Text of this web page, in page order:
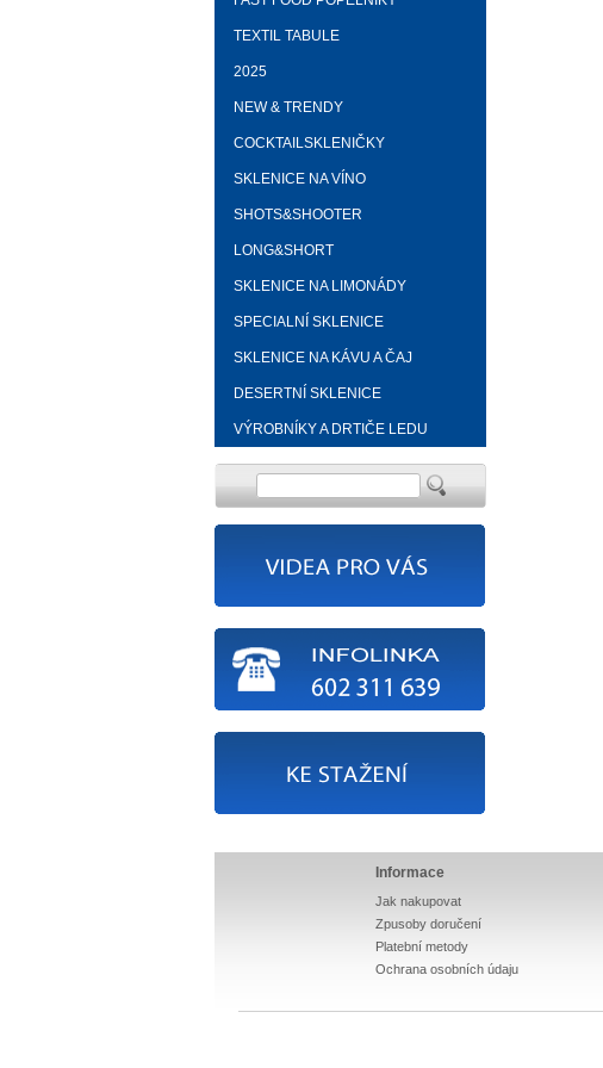
TEXTIL TABULE
2025
NEW & TRENDY
COCKTAILSKLENIČKY
SKLENICE NA VÍNO
SHOTS&SHOOTER
LONG&SHORT
SKLENICE NA LIMONÁDY
SPECIALNÍ SKLENICE
SKLENICE NA KÁVU A ČAJ
DESERTNÍ SKLENICE
VÝROBNÍKY A DRTIČE LEDU
Informace
Jak nakupovat
Zpusoby doručení
Platební metody
Ochrana osobních údaju